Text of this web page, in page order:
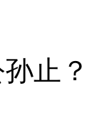
止？